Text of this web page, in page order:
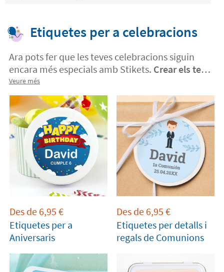
Etiquetes per a celebracions
Ara pots fer que les teves celebracions siguin
encara més especials amb Stikets. Crear els teus
propis detalls pels teus convidats és molt fàcil
amb etiquetes personalitzades.Tria un disseny,
puja el teu o escull la foto que més t'agradi.
Tindràs un record inoblidable d'aquell dia tan
especial.
Veure més
Des de 6,95 €
Etiquetes per a
Aniversaris
Des de 6,95 €
Etiquetes per detalls i
regals de Comunions